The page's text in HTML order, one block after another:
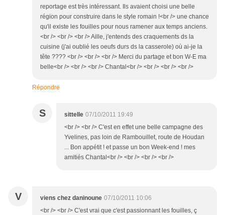
reportage est très intéressant. Ils avaient choisi une belle
région pour construire dans le style romain !<br /> une chance
qu'il existe les fouilles pour nous ramener aux temps anciens.
<br /> <br /> <br /> Aille, j'entends des craquements ds la
cuisine (j'ai oublié les oeufs durs ds la casserole) où ai-je la
tête ???? <br /> <br /> <br /> Merci du partage et bon W-E ma
belle<br /> <br /> <br /> Chantal<br /> <br /> <br /> <br />
Répondre
S sittelle 07/10/2011 19:49
<br /> <br /> C'est en effet une belle campagne des
Yvelines, pas loin de Rambouillet, route de Houdan
... Bon appétit ! et passe un bon Week-end ! mes
amitiés Chantal<br /> <br /> <br /> <br />
V viens chez daninoune 07/10/2011 10:06
<br /> <br /> C'est vrai que c'est passionnant les fouilles, ç